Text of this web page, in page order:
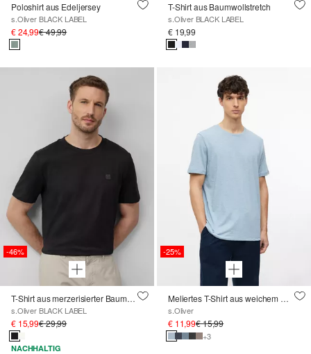
Poloshirt aus Edeljersey
s.Oliver BLACK LABEL
€ 24,99€ 49,99
T-Shirt aus Baumwollstretch
s.Oliver BLACK LABEL
€ 19,99
-46%
T-Shirt aus merzerisierter Baumwolle mit Logo-Detail
s.Oliver BLACK LABEL
€ 15,99€ 29,99
NACHHALTIG
-25%
Meliertes T-Shirt aus weichem Baumwollmix
s.Oliver
€ 11,99€ 15,99
+3